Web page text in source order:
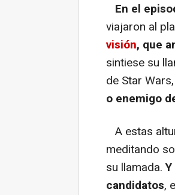
En el
viajaron al
visión, que
sintiese su
de Star
o enemigo
A estas
meditando
su llamada.
candidatos,